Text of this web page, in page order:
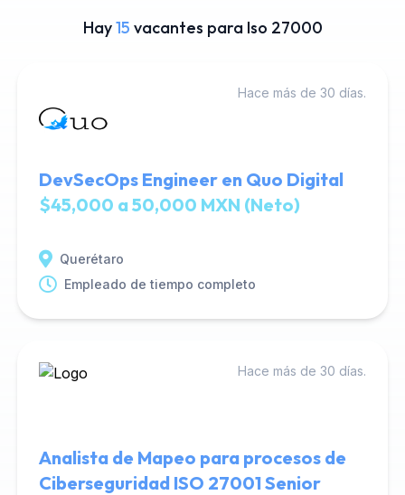
Hay15 vacantes para Iso 27000
Hace más de 30 días.
DevSecOps Engineer en Quo Digital
$45,000 a 50,000 MXN (Neto)
Querétaro
Empleado de tiempo completo
Hace más de 30 días.
Analista de Mapeo para procesos de
Ciberseguridad ISO 27001 Senior